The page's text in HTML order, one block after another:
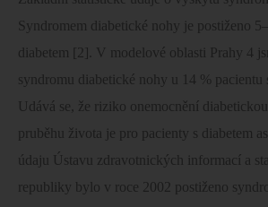
Syndromem diabetické nohy je postiženo
diabetem [2]. V modelové oblasti Prahy 4
syndromu diabetické nohy u 14 % pacientu
Udává se, že riziko onemocnění
pruběhu života je pro pacienty s diabetem
údaju Ústavu zdravotnických informací a
republiky bylo v roce 2002 postiženo